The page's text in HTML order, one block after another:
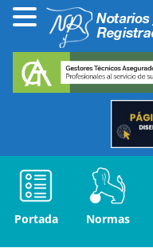
Portada Normas